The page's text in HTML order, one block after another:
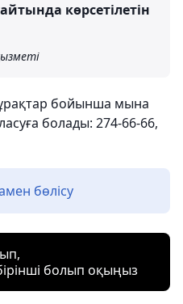
көрсетілетін
бойынша мына
болады: 274-66-66,
бөлісу
болып оқыңыз